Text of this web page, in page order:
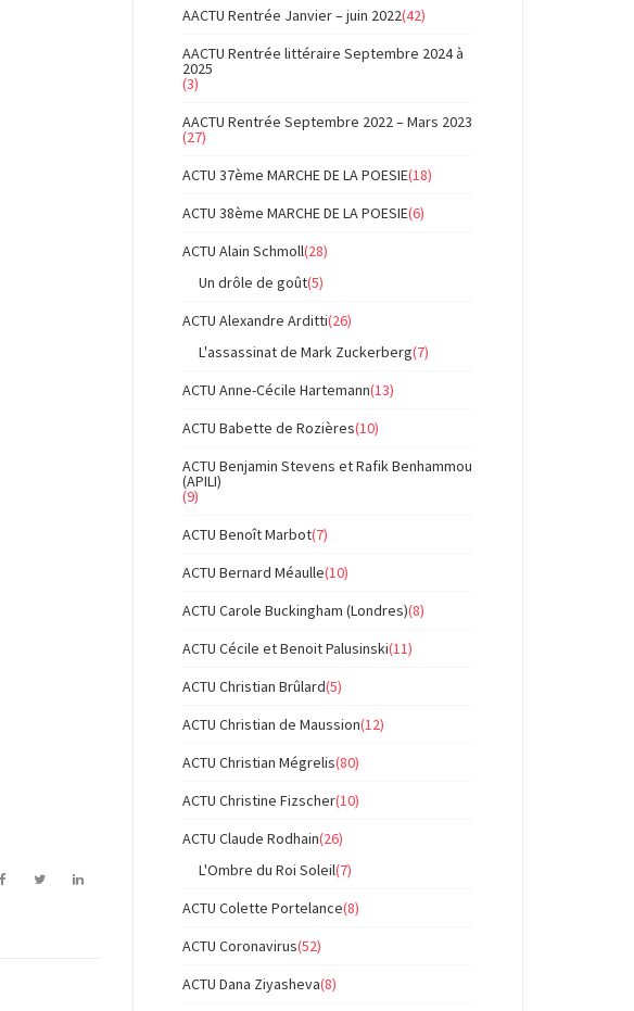
AACTU Rentrée Janvier – juin 2022(42)
AACTU Rentrée littéraire Septembre 2024 à
2025
(3)
AACTU Rentrée Septembre 2022 – Mars 2023
(27)
ACTU 37ème MARCHE DE LA POESIE(18)
ACTU 38ème MARCHE DE LA POESIE(6)
ACTU Alain Schmoll(28)
Un drôle de goût(5)
ACTU Alexandre Arditti(26)
L'assassinat de Mark Zuckerberg(7)
ACTU Anne-Cécile Hartemann(13)
ACTU Babette de Rozières(10)
ACTU Benjamin Stevens et Rafik Benhammou
(APILI)
(9)
ACTU Benoît Marbot(7)
ACTU Bernard Méaulle(10)
ACTU Carole Buckingham (Londres)(8)
ACTU Cécile et Benoit Palusinski(11)
ACTU Christian Brûlard(5)
ACTU Christian de Maussion(12)
ACTU Christian Mégrelis(80)
ACTU Christine Fizscher(10)
ACTU Claude Rodhain(26)
L'Ombre du Roi Soleil(7)
ACTU Colette Portelance(8)
ACTU Coronavirus(52)
ACTU Dana Ziyasheva(8)